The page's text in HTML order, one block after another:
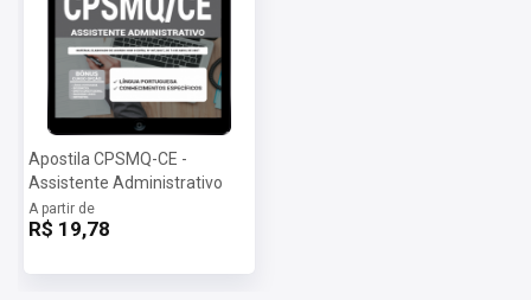
Apostila CPSMQ-CE -
Assistente Administrativo
A partir de
R$ 19,78